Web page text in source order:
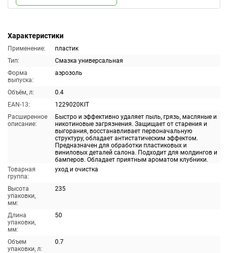
Характеристики
Применение:
пластик
Тип:
Смазка универсальная
Форма
выпуска:
аэрозоль
Объём, л:
0.4
EAN-13:
1229020KIT
Расширенное
описание:
Быстро и эффективно удаляет пыль, грязь, масляные и
никотиновые загрязнения. Защищает от старения и
выгорания, восстанавливает первоначальную
структуру, обладает антистатическим эффектом.
Предназначен для обработки пластиковых и
виниловых деталей салона. Подходит для молдингов и
бамперов. Обладает приятным ароматом клубники.
Товарная
группа:
уход и очистка
Высота
упаковки,
мм:
235
Длина
упаковки,
мм:
50
Объем
упаковки, л:
0.7